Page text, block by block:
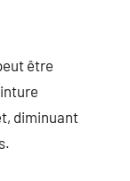
être
diminuant